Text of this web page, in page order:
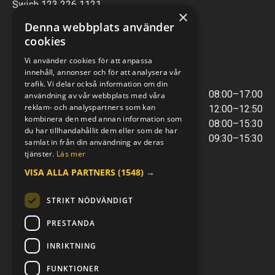
Swish 123 226 1121
VERKSTAD
ÖPPETTIDER
Måndag - Torsdag
08:00–17:00
Lunchstängt
12:00–12:50
Fredagar
08:00–15:30
Telefontider
09:30–15:30
E-POST & TELEFON
verkstaden@mc-kompaniet.se
0500-44 01 00
Swish 123 226 1121
Kontantfri verksamhet
FÖLJ OSS
×
Denna webbplats använder
cookies
Vi använder cookies för att anpassa
innehåll, annonser och för att analysera vår
trafik. Vi delar också information om din
användning av vår webbplats med våra
reklam- och analyspartners som kan
kombinera den med annan information som
du har tillhandahållit dem eller som de har
samlat in från din användning av deras
tjänster. Läs mer
VISA ALLA PARTNERS (1548) →
STRIKT NÖDVÄNDIGT
PRESTANDA
INRIKTNING
FUNKTIONER